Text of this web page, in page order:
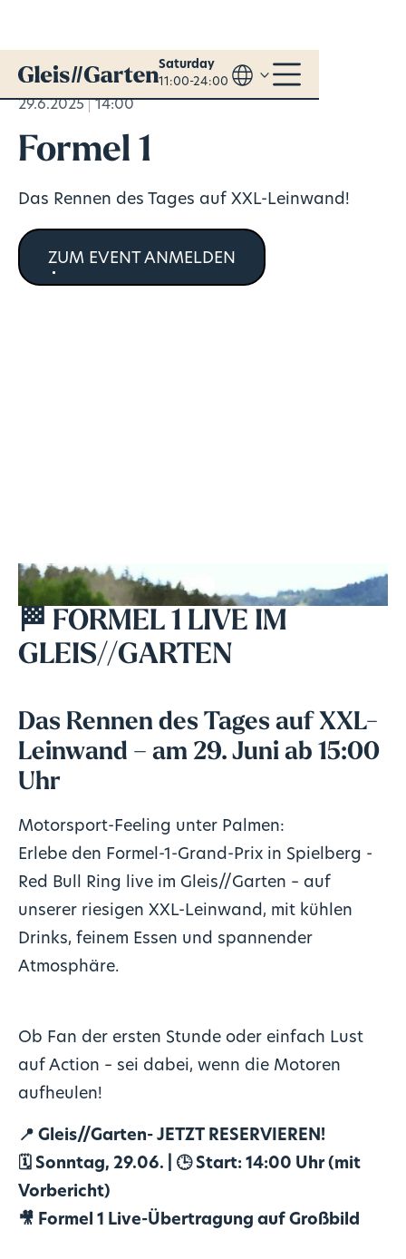
Saturday
11:00-24:00
29.6.2025 14:00
Formel 1
Das Rennen des Tages auf XXL-Leinwand!
ZUM EVENT ANMELDEN
🏁 FORMEL 1 LIVE IM
GLEIS//GARTEN
Das Rennen des Tages auf XXL-
Leinwand – am 29. Juni ab 15:00
Uhr
Motorsport-Feeling unter Palmen:
Erlebe den Formel-1-Grand-Prix in Spielberg -
Red Bull Ring live im Gleis//Garten – auf
unserer riesigen XXL-Leinwand, mit kühlen
Drinks, feinem Essen und spannender
Atmosphäre.
Ob Fan der ersten Stunde oder einfach Lust
auf Action – sei dabei, wenn die Motoren
aufheulen!
📍 Gleis//Garten- JETZT RESERVIEREN!
🗓️ Sonntag, 29.06. | 🕒 Start: 14:00 Uhr (mit
Vorbericht)
🎥 Formel 1 Live-Übertragung auf Großbild